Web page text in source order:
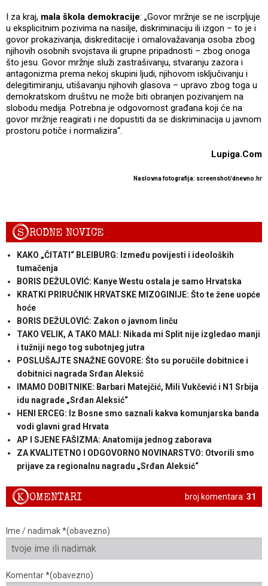
I za kraj, mala škola demokracije: „Govor mržnje se ne iscrpljuje
u eksplicitnim pozivima na nasilje, diskriminaciju ili izgon – to je i
govor prokazivanja, diskreditacije i omalovažavanja osoba zbog
njihovih osobnih svojstava ili grupne pripadnosti – zbog onoga
što jesu. Govor mržnje služi zastrašivanju, stvaranju zazora i
antagonizma prema nekoj skupini ljudi, njihovom isključivanju i
delegitimiranju, utišavanju njihovih glasova – upravo zbog toga u
demokratskom društvu ne može biti obranjen pozivanjem na
slobodu medija. Potrebna je odgovornost građana koji će na
govor mržnje reagirati i ne dopustiti da se diskriminacija u javnom
prostoru potiče i normalizira“.
Lupiga.Com
Naslovna fotografija: screenshot/dnevno.hr
SRODNE NOVICE
KAKO „ČITATI“ BLEIBURG: Između povijesti i ideoloških
tumačenja
BORIS DEŽULOVIĆ: Kanye Westu ostala je samo Hrvatska
KRATKI PRIRUČNIK HRVATSKE MIZOGINIJE: Što te žene uopće
hoće
BORIS DEŽULOVIĆ: Zakon o javnom linču
TAKO VELIK, A TAKO MALI: Nikada mi Split nije izgledao manji
i tužniji nego tog subotnjeg jutra
POSLUŠAJTE SNAŽNE GOVORE: Što su poručile dobitnice i
dobitnici nagrada Srđan Aleksić
IMAMO DOBITNIKE: Barbari Matejčić, Mili Vukčević i N1 Srbija
idu nagrade „Srđan Aleksić“
HENI ERCEG: Iz Bosne smo saznali kakva komunjarska banda
vodi glavni grad Hrvata
AP I SJENE FAŠIZMA: Anatomija jednog zaborava
ZA KVALITETNO I ODGOVORNO NOVINARSTVO: Otvorili smo
prijave za regionalnu nagradu „Srđan Aleksić“
broj komentara: 31
KOMENTARI
Ime / nadimak *(obavezno)
Komentar *(obavezno)